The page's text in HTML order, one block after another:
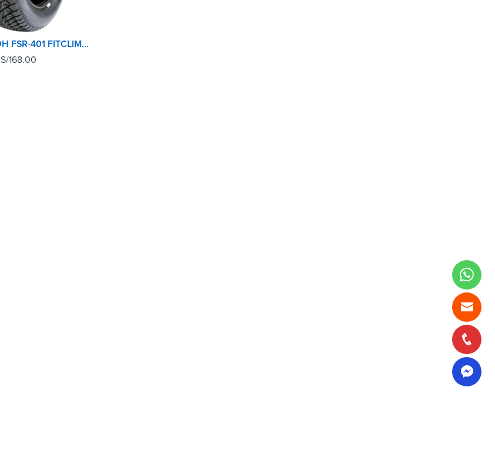
165/60R14 79H FSR-401 FITCLIME FORTUNE TL
S/168.00